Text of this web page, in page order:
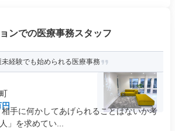
ンでの医療事務スタッフ
経験でも始められる医療事務
手に何かしてあげられることはないか考
」を求めてい...